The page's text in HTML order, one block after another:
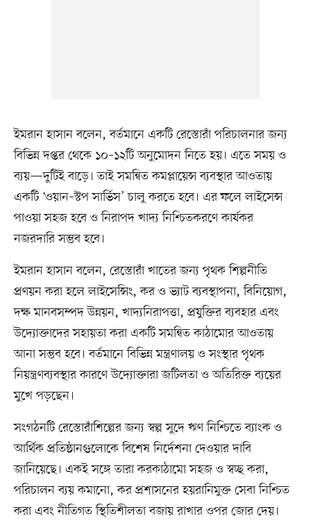
ইমরান হাসান বলেন, বর্তমানে একটি রেস্তোরাঁ পরিচালনার জন্য
বিভিন্ন দপ্তর থেকে ১০–১২টি অনুমোদন নিতে হয়। এতে সময় ও
ব্যয়—দুটিই বাড়ে। তাই সমন্বিত কমপ্লায়েন্স ব্যবস্থার আওতায়
একটি ‘ওয়ান–স্টপ সার্ভিস’ চালু করতে হবে। এর ফলে লাইসেন্স
পাওয়া সহজ হবে ও নিরাপদ খাদ্য নিশ্চিতকরণে কার্যকর
নজরদারি সম্ভব হবে।
ইমরান হাসান বলেন, রেস্তোরাঁ খাতের জন্য পৃথক শিল্পনীতি
প্রণয়ন করা হলে লাইসেন্সিং, কর ও ভ্যাট ব্যবস্থাপনা, বিনিয়োগ,
দক্ষ মানবসম্পদ উন্নয়ন, খাদ্যনিরাপত্তা, প্রযুক্তির ব্যবহার এবং
উদ্যোক্তাদের সহায়তা করা একটি সমন্বিত কাঠামোর আওতায়
আনা সম্ভব হবে। বর্তমানে বিভিন্ন মন্ত্রণালয় ও সংস্থার পৃথক
নিয়ন্ত্রণব্যবস্থার কারণে উদ্যোক্তারা জটিলতা ও অতিরিক্ত ব্যয়ের
মুখে পড়ছেন।
সংগঠনটি রেস্তোরাঁশিল্পের জন্য স্বল্প সুদে ঋণ নিশ্চিতে ব্যাংক ও
আর্থিক প্রতিষ্ঠানগুলোকে বিশেষ নির্দেশনা দেওয়ার দাবি
জানিয়েছে। একই সঙ্গে তারা করকাঠামো সহজ ও স্বচ্ছ করা,
পরিচালন ব্যয় কমানো, কর প্রশাসনের হয়রানিমুক্ত সেবা নিশ্চিত
করা এবং নীতিগত স্থিতিশীলতা বজায় রাখার ওপর জোর দেয়।